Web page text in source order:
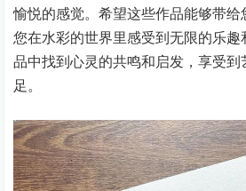
愉悦的感觉。希望这些作品能够带
您在水彩的世界里感受到无限的乐
品中找到心灵的共鸣和启发，享受
足。